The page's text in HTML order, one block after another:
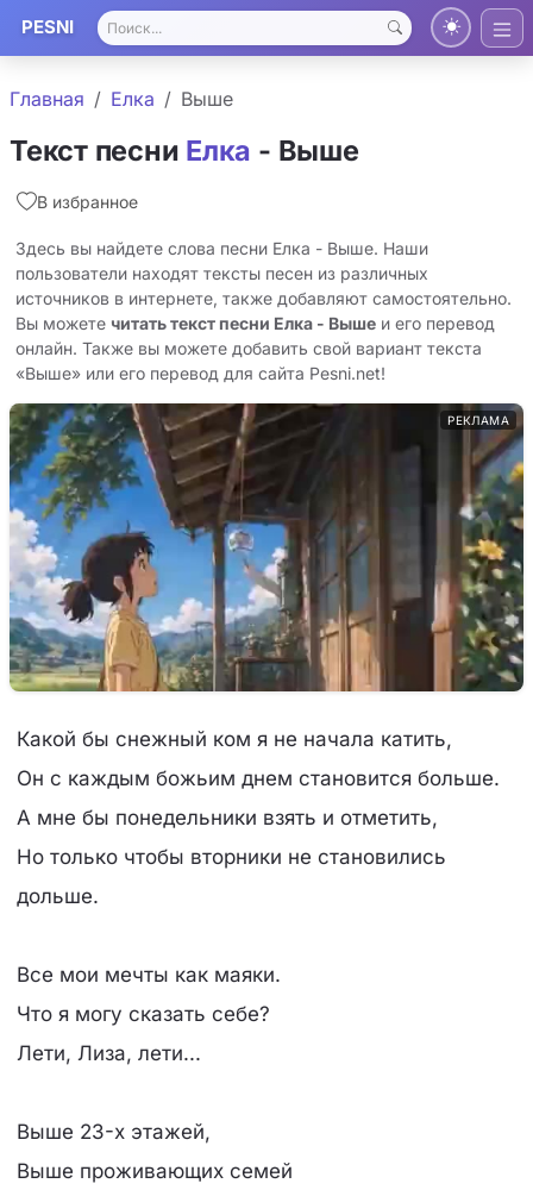
PESNI
Главная Елка Выше
Текст песни Елка - Выше
В избранное
Здесь вы найдете слова песни Елка - Выше. Наши
пользователи находят тексты песен из различных
источников в интернете, также добавляют самостоятельно.
Вы можете читать текст песни Елка - Выше и его перевод
онлайн. Также вы можете добавить свой вариант текста
«Выше» или его перевод для сайта Pesni.net!
РЕКЛАМА
Какой бы снежный ком я не начала катить,
Он с каждым божьим днем становится больше.
А мне бы понедельники взять и отметить,
Но только чтобы вторники не становились
дольше.
Все мои мечты как маяки.
Что я могу сказать себе?
Лети, Лиза, лети...
Выше 23-х этажей,
Выше проживающих семей